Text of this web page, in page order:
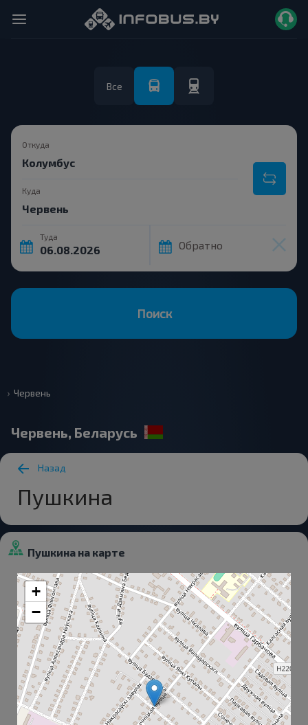
Все
Откуда
Куда
Туда
Обратно
Поиск
Червень
Червень, Беларусь
Назад
Пушкина
Пушкина на карте
+
−